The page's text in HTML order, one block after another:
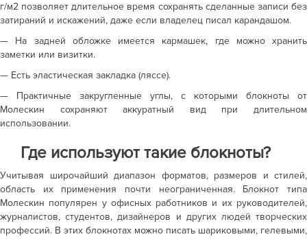
г/м2 позволяет длительное время сохранять сделанные записи без
затираний и искажений, даже если владелец писал карандашом.
— На задней обложке имеется кармашек, где можно хранить
заметки или визитки.
— Есть эластическая закладка (ляссе).
— Практичные закругленные углы, с которыми блокноты от
Молескин сохраняют аккуратный вид придлительном
использовании.
Где используют такие блокноты?
Учитывая широчайший диапазон форматов, размеров и стилей,
область их применения почти неограниченная. Блокнот типа
Молескин популярен у офисных работников и их руководителей,
журналистов, студентов, дизайнеров и других людей творческих
профессий. В этих блокнотах можно писать шариковыми, гелевыми,